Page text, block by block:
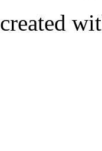
created